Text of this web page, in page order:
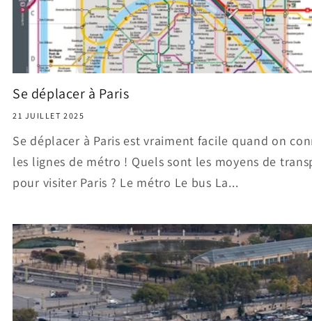
Se déplacer à Paris
21 JUILLET 2025
Se déplacer à Paris est vraiment facile quand on
les lignes de métro ! Quels sont les moyens de
pour visiter Paris ? Le métro Le bus La...